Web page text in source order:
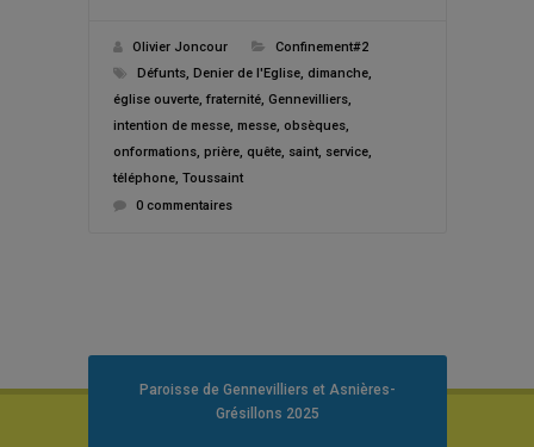
Olivier Joncour
Confinement#2
Défunts, Denier de l'Eglise, dimanche,
église ouverte, fraternité, Gennevilliers,
intention de messe, messe, obsèques,
onformations, prière, quête, saint, service,
téléphone, Toussaint
0 commentaires
Paroisse de Gennevilliers et Asnières-
Grésillons 2025